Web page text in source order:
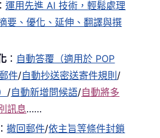
：運用先進 AI 技術，輕鬆處理
、優化、延伸、翻譯與撰
： 自動答覆（適用於 POP
件/自動抄送密送寄件規則/
/自動新增問候語/自動將多
訊息……
：撤回郵件/依主旨等條件封鎖